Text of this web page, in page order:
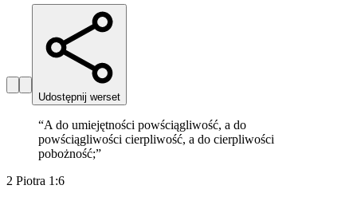
Udostępnij werset
“A do umiejętności powściągliwość, a do
powściągliwości cierpliwość, a do cierpliwości
pobożność;”
2 Piotra 1:6